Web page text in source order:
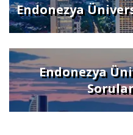
Endonezya
Endonezya